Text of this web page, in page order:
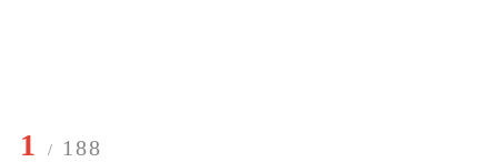
1 / 188